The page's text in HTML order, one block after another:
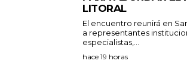
LITORAL
El encuentro reunirá en
a representantes
especialistas,...
hace 19 horas